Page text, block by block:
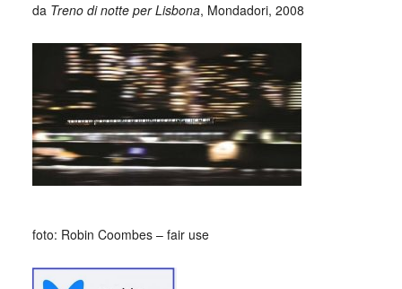
da Treno di notte per Lisbona, Mondadori, 2008
foto: Robin Coombes – fair use